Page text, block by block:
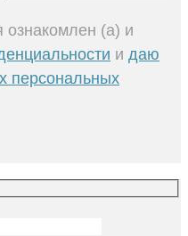
(а) и
и даю
персональных